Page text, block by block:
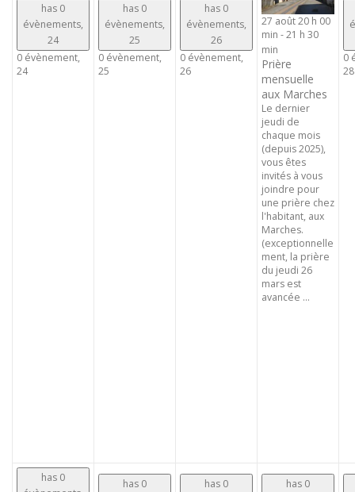
has 0
évènements,
24
0 évènement,
24
has 0
évènements,
25
0 évènement,
25
has 0
évènements,
26
0 évènement,
26
27 août 20 h 00
min -21 h 30
min
Prière
mensuelle
aux Marches
Le dernier
jeudi de
chaque mois
(depuis 2025),
vous êtes
invités à vous
joindre pour
une prière chez
l'habitant, aux
Marches.
(exceptionnelle
ment, la prière
du jeudi 26
mars est
avancée ...
0
28
has 0
has 0
has 0
has 0